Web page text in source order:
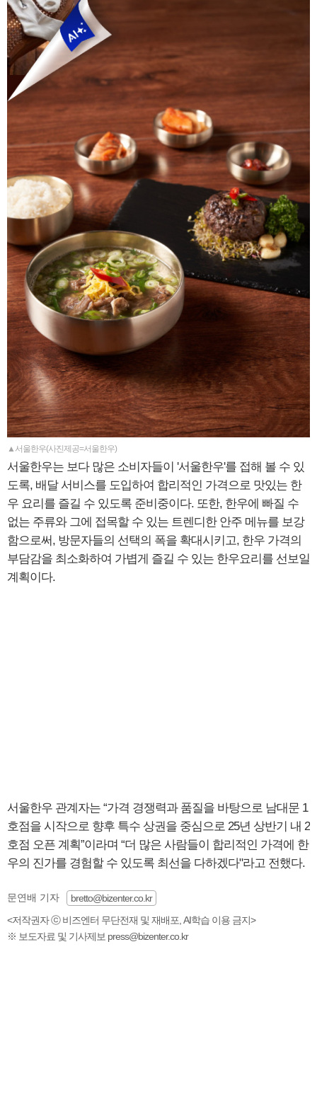
▲서울한우(사진제공=서울한우)
서울한우는 보다 많은 소비자들이 '서울한우'를 접해 볼 수 있
도록, 배달 서비스를 도입하여 합리적인 가격으로 맛있는 한
우 요리를 즐길 수 있도록 준비중이다. 또한, 한우에 빠질 수
없는 주류와 그에 접목할 수 있는 트렌디한 안주 메뉴를 보강
함으로써, 방문자들의 선택의 폭을 확대시키고, 한우 가격의
부담감을 최소화하여 가볍게 즐길 수 있는 한우요리를 선보일
계획이다.
서울한우 관계자는 “가격 경쟁력과 품질을 바탕으로 남대문 1
호점을 시작으로 향후 특수 상권을 중심으로 25년 상반기 내 2
호점 오픈 계획”이라며 “더 많은 사람들이 합리적인 가격에 한
우의 진가를 경험할 수 있도록 최선을 다하겠다"라고 전했다.
문연배 기자
bretto@bizenter.co.kr
<저작권자 ⓒ 비즈엔터 무단전재 및 재배포, AI학습 이용 금지>
※ 보도자료 및 기사제보 press@bizenter.co.kr